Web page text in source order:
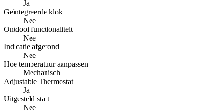
Ja
Geïntegreerde klok
Nee
Ontdooi functionaliteit
Nee
Indicatie afgerond
Nee
Hoe temperatuur aanpassen
Mechanisch
Adjustable Thermostat
Ja
Uitgesteld start
Nee